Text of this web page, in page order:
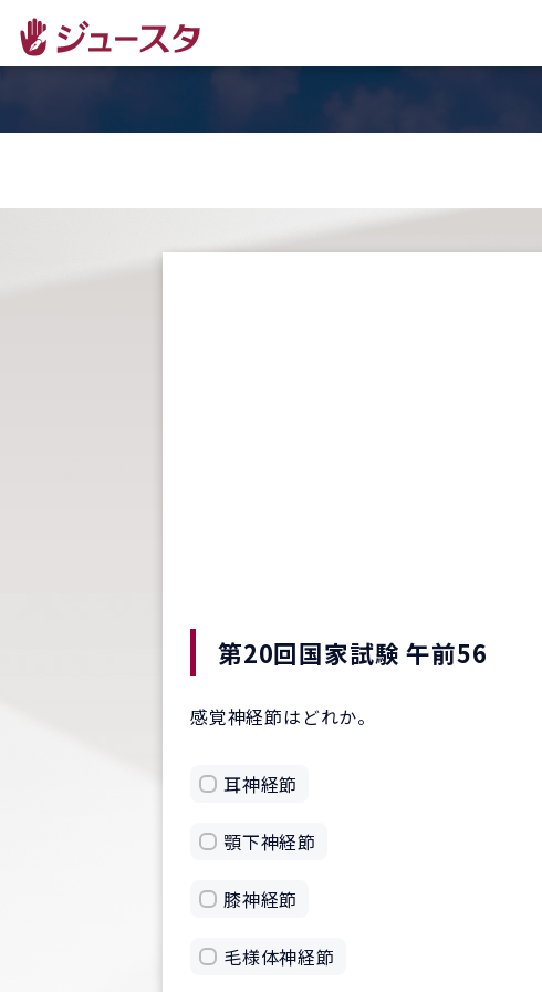
第20回国家試験 午前56
感覚神経節はどれか。
耳神経節
顎下神経節
膝神経節
毛様体神経節